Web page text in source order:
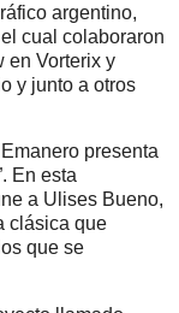
argentino,
cual colaboraron
en Vorterix y
y junto a otros
presenta
En esta
a Ulises Bueno,
clásica que
que se